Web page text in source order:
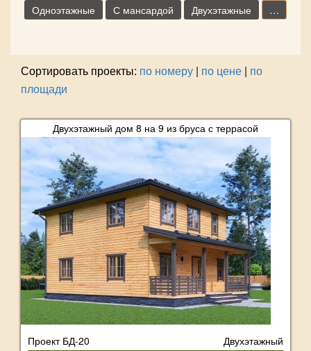
Одноэтажные
С мансардой Двухэтажные …
Сортировать проекты: по номеру | по цене | по
площади
Двухэтажный дом 8 на 9 из бруса с террасой
Проект БД-20
Двухэтажный